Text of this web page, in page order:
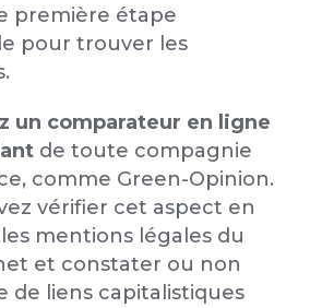
première étape
pour trouver les
un comparateur en ligne
de toute compagnie
comme Green-Opinion.
vérifier cet aspect en
mentions légales du
et constater ou non
de liens capitalistiques